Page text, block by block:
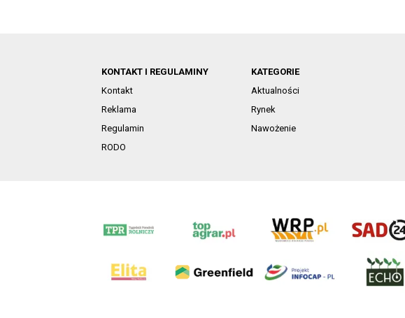
KONTAKT I REGULAMINY
Kontakt
Reklama
Regulamin
RODO
KATEGORIE
Aktualności
Rynek
Nawożenie